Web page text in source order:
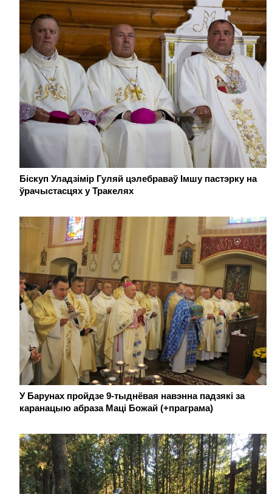
Біскуп Уладзімір Гуляй цэлебраваў Імшу пастэрку на
ўрачыстасцях у Тракелях
У Барунах пройдзе 9-тыднёвая навэнна падзякі за
каранацыю абраза Маці Божай (+праграма)